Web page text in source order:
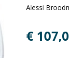
Alessi
€